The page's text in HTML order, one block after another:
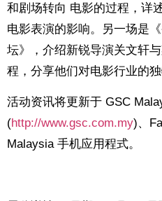
和剧场转向 电影的过程，详
电影表演的影响。另一场是
坛》，介绍新锐导演关文轩
程，分享他们对电影行业的独
活动资讯将更新于 GSC
(http://www.gsc.com.my)、
Malaysia 手机应用程式。